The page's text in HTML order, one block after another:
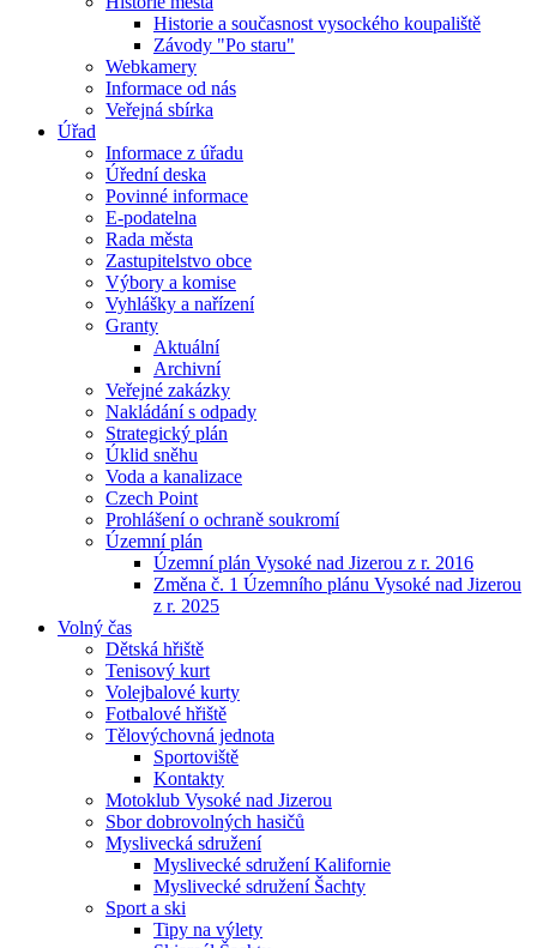
Historie a současnost vysockého koupaliště
Závody "Po staru"
Webkamery
Informace od nás
Veřejná sbírka
Úřad
Informace z úřadu
Úřední deska
Povinné informace
E-podatelna
Rada města
Zastupitelstvo obce
Výbory a komise
Vyhlášky a nařízení
Granty
Aktuální
Archivní
Veřejné zakázky
Nakládání s odpady
Strategický plán
Úklid sněhu
Voda a kanalizace
Czech Point
Prohlášení o ochraně soukromí
Územní plán
Územní plán Vysoké nad Jizerou z r. 2016
Změna č. 1 Územního plánu Vysoké nad Jizerou
z r. 2025
Volný čas
Dětská hřiště
Tenisový kurt
Volejbalové kurty
Fotbalové hřiště
Tělovýchovná jednota
Sportoviště
Kontakty
Motoklub Vysoké nad Jizerou
Sbor dobrovolných hasičů
Myslivecká sdružení
Myslivecké sdružení Kalifornie
Myslivecké sdružení Šachty
Sport a ski
Tipy na výlety